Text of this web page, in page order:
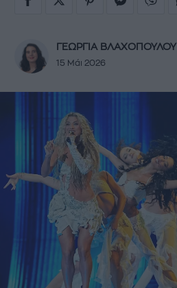
ΓΕΩΡΓΙΑ ΒΛΑΧΟΠΟΥΛΟΥ
15 Μάι 2026